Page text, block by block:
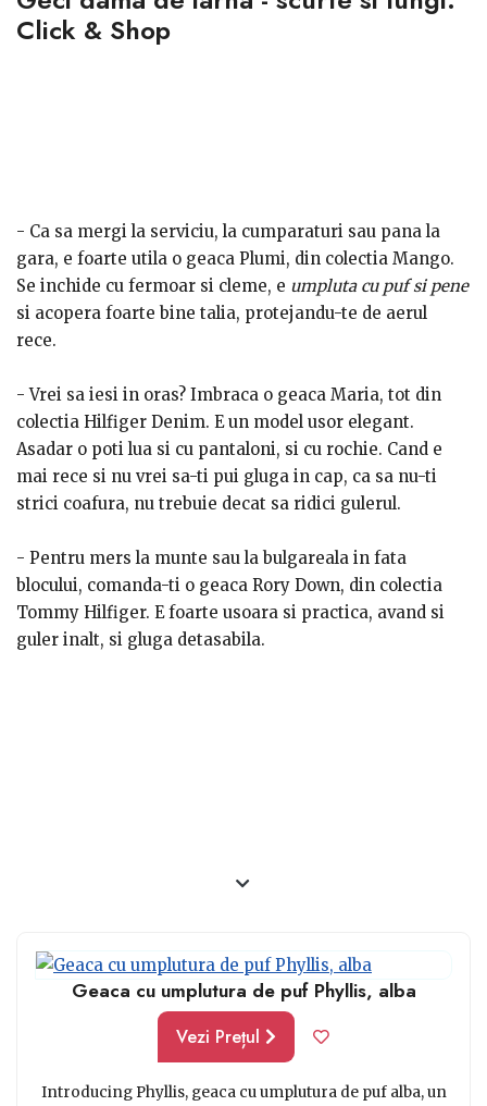
Click & Shop
- Ca sa mergi la serviciu, la cumparaturi sau pana la
gara, e foarte utila o geaca Plumi, din colectia Mango.
Se inchide cu fermoar si cleme, e umpluta cu puf si pene
si acopera foarte bine talia, protejandu-te de aerul
rece.
- Vrei sa iesi in oras? Imbraca o geaca Maria, tot din
colectia Hilfiger Denim. E un model usor elegant.
Asadar o poti lua si cu pantaloni, si cu rochie. Cand e
mai rece si nu vrei sa-ti pui gluga in cap, ca sa nu-ti
strici coafura, nu trebuie decat sa ridici gulerul.
- Pentru mers la munte sau la bulgareala in fata
blocului, comanda-ti o geaca Rory Down, din colectia
Tommy Hilfiger. E foarte usoara si practica, avand si
guler inalt, si gluga detasabila.
Geaca cu umplutura de puf Phyllis, alba
Vezi Prețul
Introducing Phyllis, geaca cu umplutura de puf alba, un